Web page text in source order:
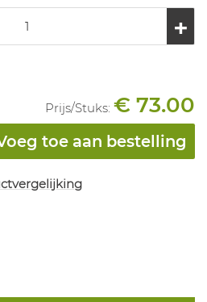
Prijs/Stuks: € 73.00
toe aan bestelling